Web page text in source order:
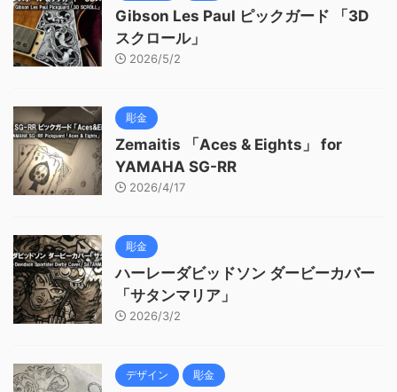
Gibson Les Paul ピックガード 「3D
スクロール」
2026/5/2
彫金
Zemaitis 「Aces & Eights」 for
YAMAHA SG-RR
2026/4/17
彫金
ハーレーダビッドソン ダービーカバー
「サタンマリア」
2026/3/2
デザイン 彫金